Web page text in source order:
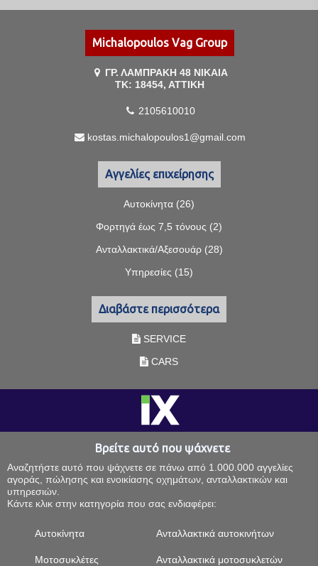
Michalopoulos Vag Group
ΓΡ. ΛΑΜΠΡΑΚΗ 48 ΝΙΚΑΙΑ
ΤΚ: 18454, ΑΤΤΙΚΗ
2105610010
kostas.michalopoulos1@gmail.com
Αγγελίες επιχείρησης
Αυτοκίνητα (26)
Φορτηγά έως 7,5 τόνους (2)
Ανταλλακτικά/Αξεσουάρ (28)
Υπηρεσίες (15)
Διαβάστε περισσότερα
SERVICE
CARS
Βρείτε αυτό που ψάχνετε
Αναζητήστε αυτό που ψάχνετε σε πάνω από 1.000.000 αγγελίες
αγοράς, πώλησης και ενοικίασης οχημάτων, ανταλλακτικών και
υπηρεσιών.
Κάντε κλικ στην κατηγορία που σας ενδιαφέρει:
Αυτοκίνητα
Μοτοσυκλέτες
Ανταλλακτικά αυτοκινήτων
Ανταλλακτικά μοτοσυκλετών